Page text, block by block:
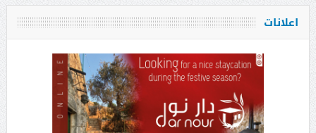
اعلانات